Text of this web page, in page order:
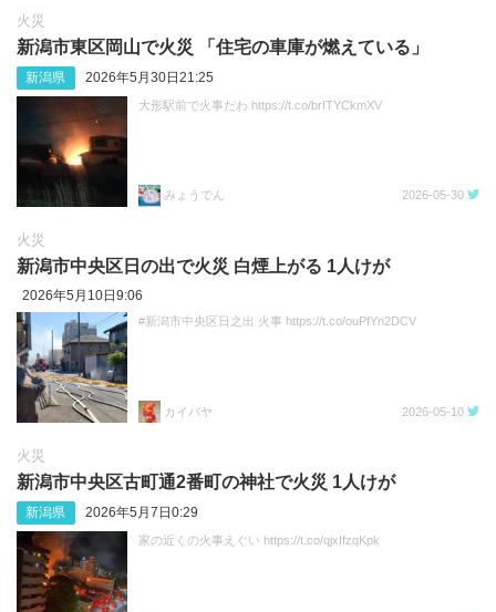
火災
新潟市東区岡山で火災 「住宅の車庫が燃えている」
新潟県 2026年5月30日21:25
大形駅前で火事だわ https://t.co/brITYCkmXV
みょうでん 2026-05-30
火災
新潟市中央区日の出で火災 白煙上がる 1人けが
2026年5月10日9:06
#新潟市中央区日之出 火事 https://t.co/ouPfYn2DCV
カイバヤ 2026-05-10
火災
新潟市中央区古町通2番町の神社で火災 1人けが
新潟県 2026年5月7日0:29
家の近くの火事えぐい https://t.co/qjxIfzqKpk